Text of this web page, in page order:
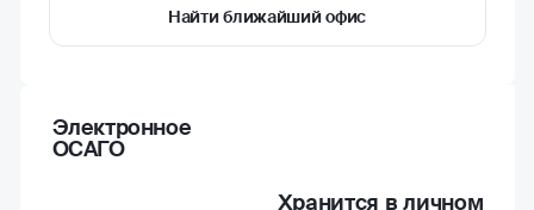
Найти ближайший офис
Электронное
ОСАГО
Хранится в личном